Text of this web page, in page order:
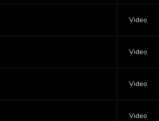
Video
Video
Video
Video